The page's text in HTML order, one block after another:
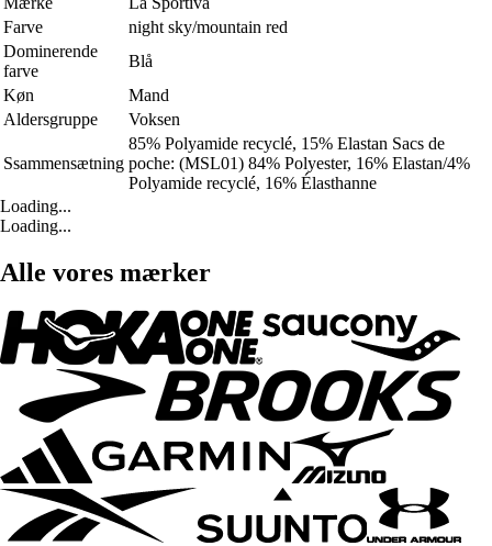
Farve
night sky/mountain red
Dominerende
farve
Blå
Køn
Mand
Aldersgruppe
Voksen
Ssammensætning
85% Polyamide recyclé, 15% Elastan Sacs de
poche: (MSL01) 84% Polyester, 16% Elastan/4%
Polyamide recyclé, 16% Élasthanne
Loading...
Loading...
Alle vores mærker